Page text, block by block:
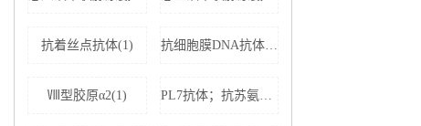
抗着丝点抗体(1) 抗细胞膜DNA抗体(1)
Ⅷ型胶原α2(1) PL7抗体；抗苏氨酰tRNA合成酶(1)